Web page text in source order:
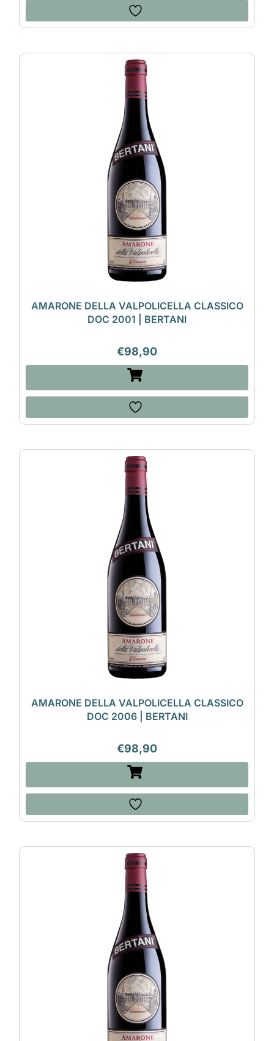
AMARONE DELLA VALPOLICELLA CLASSICO
DOC 2001 | BERTANI
€98,90
AMARONE DELLA VALPOLICELLA CLASSICO
DOC 2006 | BERTANI
€98,90